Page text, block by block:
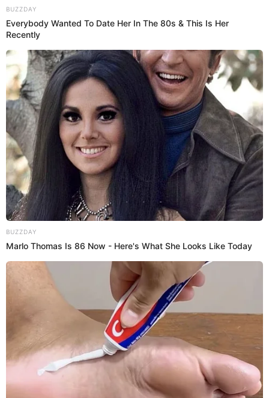
18 Dic 2024 | 22:38 h
Cusco: conductor informal arrastra con su
vehículo a inspector de Sutran para evitar
intervención
Cámaras de seguridad registraron el momento de la agresión
contra el inspector de la Sutran. Conductor de la unidad se dio a la
fuga.
Luis Álvarez